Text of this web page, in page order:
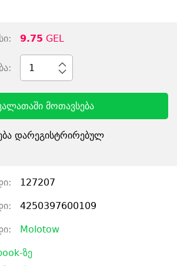
9.75 GEL
1
მოთავსება
დარეგისტრირებულ
127207
4250397600109
Molotow
ზე